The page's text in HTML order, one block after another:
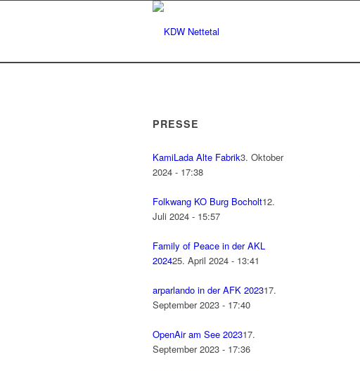
PRESSE
KamiLada Alte Fabrik3. Oktober
2024 - 17:38
Folkwang KO Burg Bocholt12.
Juli 2024 - 15:57
Family of Peace in der AKL
202425. April 2024 - 13:41
arparlando in der AFK 202317.
September 2023 - 17:40
OpenAir am See 202317.
September 2023 - 17:36